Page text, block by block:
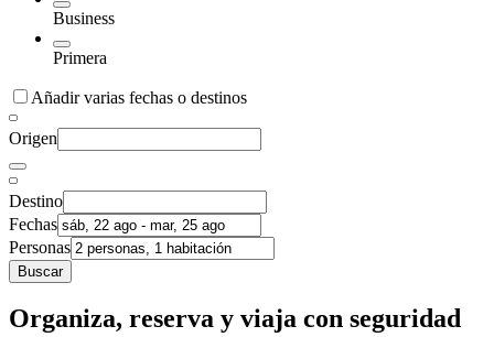
Business
Primera
Añadir varias fechas o destinos
Origen
Destino
Fechas
Personas
Buscar
Organiza, reserva y viaja con seguridad